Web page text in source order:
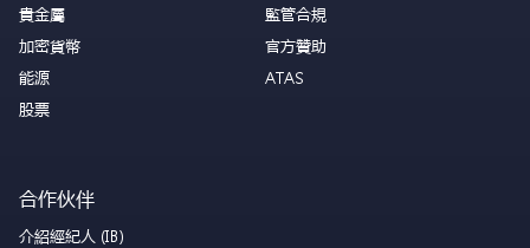
貴金屬
加密貨幣
能源
股票
監管合規
官方贊助
ATAS
合作伙伴
介紹經紀人 (IB)